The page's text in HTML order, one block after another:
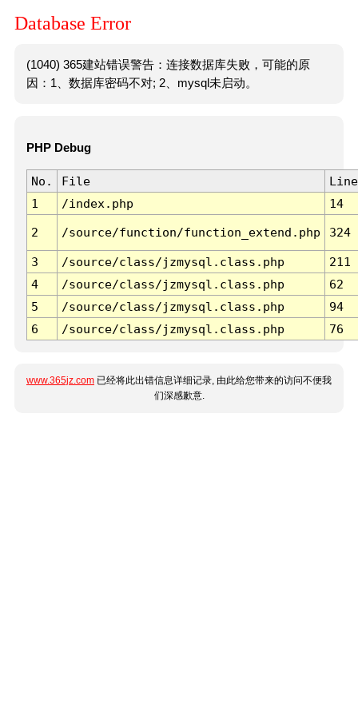
Database Error
(1040) 365建站错误警告：连接数据库失败，可能的原
因：1、数据库密码不对; 2、mysql未启动。
PHP Debug
No. File
Line
1
/index.php 14
2 /source/function/function_extend.php 324
3 /source/class/jzmysql.class.php
211
4
/source/class/jzmysql.class.php
62
5
/source/class/jzmysql.class.php
94
6
/source/class/jzmysql.class.php 76
www.365jz.com 已经将此出错信息详细记录, 由此给您带来的访问不便我
们深感歉意.